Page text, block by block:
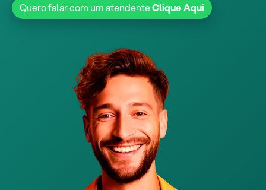
Quero falar com um atendenteClique Aqui